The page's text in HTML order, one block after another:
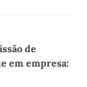
de
em empresa: